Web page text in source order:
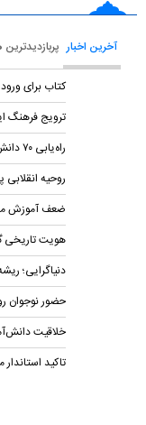
آخرین اخبار پربازدیدترین
کتاب برای
ترویج فرهنگ
راه‌یابی ۷۰ دانش‌آموز برگزیده مازندرانی به مرحله کشوری مسابقات قرآن
روحيه
ضعف آموزش
هویت تاریخی
دنیاگرایی؛
حضور نوجوان
خلاقیت
تاکید